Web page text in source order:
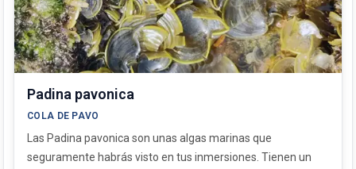
Padina pavonica
COLA DE PAVO
Las Padina pavonica son unas algas marinas que
seguramente habrás visto en tus inmersiones. Tienen un